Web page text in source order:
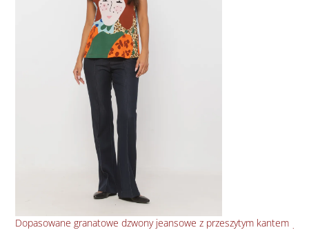
Dopasowane granatowe dzwony jeansowe z przeszytym kantem